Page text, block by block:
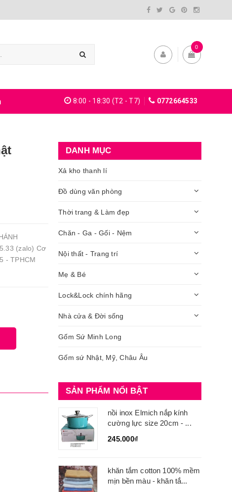
0
8:00 - 18:30 (T2 - T7) 0772664533
(zalo) Cơ
- TPHCM
DANH MỤC
Xả kho thanh lí
Đồ dùng văn phòng
Thời trang & Làm đẹp
Chăn - Ga - Gối - Nệm
Nội thất - Trang trí
Mẹ & Bé
Lock&Lock chính hãng
Nhà cửa & Đời sống
Gốm Sứ Minh Long
Gốm sứ Nhật, Mỹ, Châu Âu
SẢN PHẨM NỔI BẬT
nồi inox Elmich nắp kính
cường lực size 20cm - ...
245.000₫
khăn tắm cotton 100% mềm
mịn bền màu - khăn tắ...